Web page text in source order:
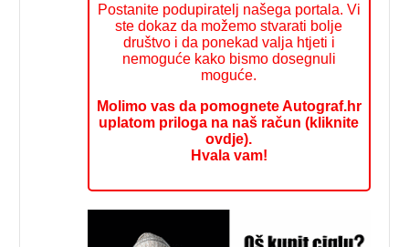
Postanite podupiratelj našega portala. Vi
ste dokaz da možemo stvarati bolje
društvo i da ponekad valja htjeti i
nemoguće kako bismo dosegnuli
moguće.
Molimo vas da pomognete Autograf.hr
uplatom priloga na naš račun (kliknite
ovdje).
Hvala vam!